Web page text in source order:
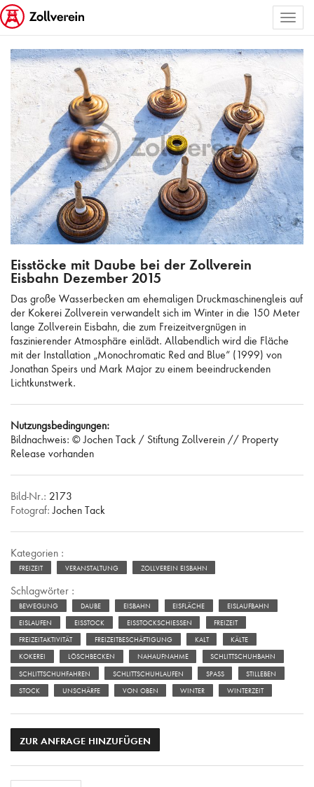
ALLE BILDER AUSWÄHLEN
Eisstöcke mit Daube bei der Zollverein
Eisbahn Dezember 2015
Das große Wasserbecken am ehemaligen Druckmaschinengleis auf
der Kokerei Zollverein verwandelt sich im Winter in die 150 Meter
lange Zollverein Eisbahn, die zum Freizeitvergnügen in
faszinierender Atmosphäre einlädt. Allabendlich wird die Fläche
mit der Installation „Monochromatic Red and Blue“ (1999) von
Jonathan Speirs und Mark Major zu einem beeindruckenden
Lichtkunstwerk.
Nutzungsbedingungen:
Bildnachweis: © Jochen Tack / Stiftung Zollverein // Property
Release vorhanden
Bild-Nr.: 2173
Fotograf: Jochen Tack
Kategorien :
FREIZEIT VERANSTALTUNG ZOLLVEREIN EISBAHN
Schlagwörter :
BEWEGUNG DAUBE EISBAHN EISFLÄCHE EISLAUFBAHN
EISLAUFEN EISSTOCK EISSTOCKSCHIESSEN FREIZEIT
FREIZEITAKTIVITÄT FREIZEITBESCHÄFTIGUNG KALT KÄLTE
KOKEREI LÖSCHBECKEN NAHAUFNAHME SCHLITTSCHUHBAHN
SCHLITTSCHUHFAHREN SCHLITTSCHUHLAUFEN SPASS STILLEBEN
STOCK UNSCHÄRFE VON OBEN WINTER WINTERZEIT
ZUR ANFRAGE HINZUFÜGEN